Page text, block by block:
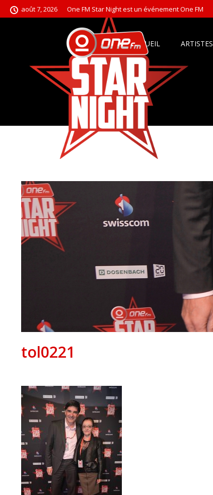
août 7, 2026 One FM Star Night est un événement One FM
ACCUEIL ARTISTES
tol0221